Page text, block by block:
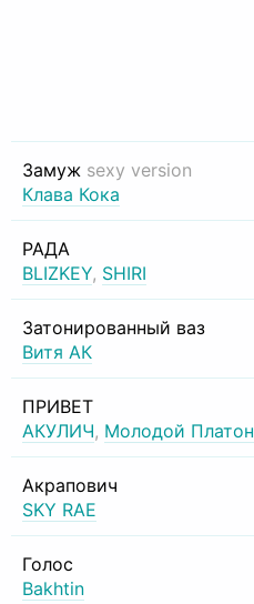
Замуж sexy version
Клава Кока
РАДА
BLIZKEY, SHIRI
Затонированный ваз
Витя АК
ПРИВЕТ
АКУЛИЧ, Молодой Платон
Акрапович
SKY RAE
Голос
Bakhtin